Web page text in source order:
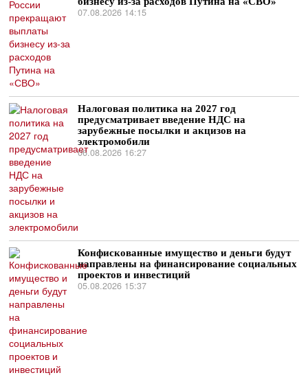
07.08.2026 14:15
Налоговая политика на 2027 год
предусматривает введение НДС на
зарубежные посылки и акцизов на
электромобили
06.08.2026 16:27
Конфискованные имущество и деньги будут
направлены на финансирование социальных
проектов и инвестиций
05.08.2026 15:37